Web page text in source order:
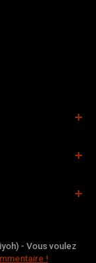
- Vous voulez
!